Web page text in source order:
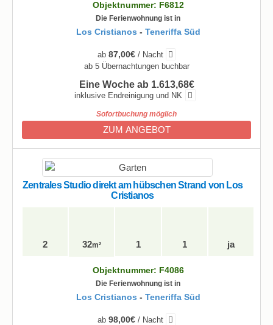
Objektnummer: F6812
Die Ferienwohnung ist in
Los Cristianos - Teneriffa Süd
ab 87,00€/ Nacht
ab 5 Übernachtungen buchbar
Eine Woche ab 1.613,68€
inklusive Endreinigung und NK
Sofortbuchung möglich
ZUM ANGEBOT
Zentrales Studio direkt am hübschen Strand von Los
Cristianos
2 32m² 1 1 ja
Objektnummer: F4086
Die Ferienwohnung ist in
Los Cristianos - Teneriffa Süd
ab 98,00€/ Nacht